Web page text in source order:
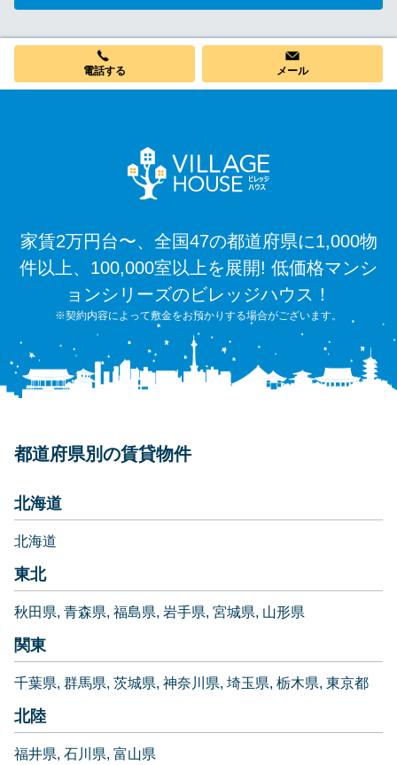
電話する メール
家賃2万円台〜、全国47の都道府県に1,000物
件以上、100,000室以上を展開! 低価格マンシ
ョンシリーズのビレッジハウス！
※契約内容によって敷金をお預かりする場合がございます。
都道府県別の賃貸物件
北海道
北海道
東北
秋田県 青森県 福島県 岩手県 宮城県 山形県
関東
千葉県 群馬県 茨城県 神奈川県 埼玉県 栃木県 東京都
北陸
福井県 石川県 富山県